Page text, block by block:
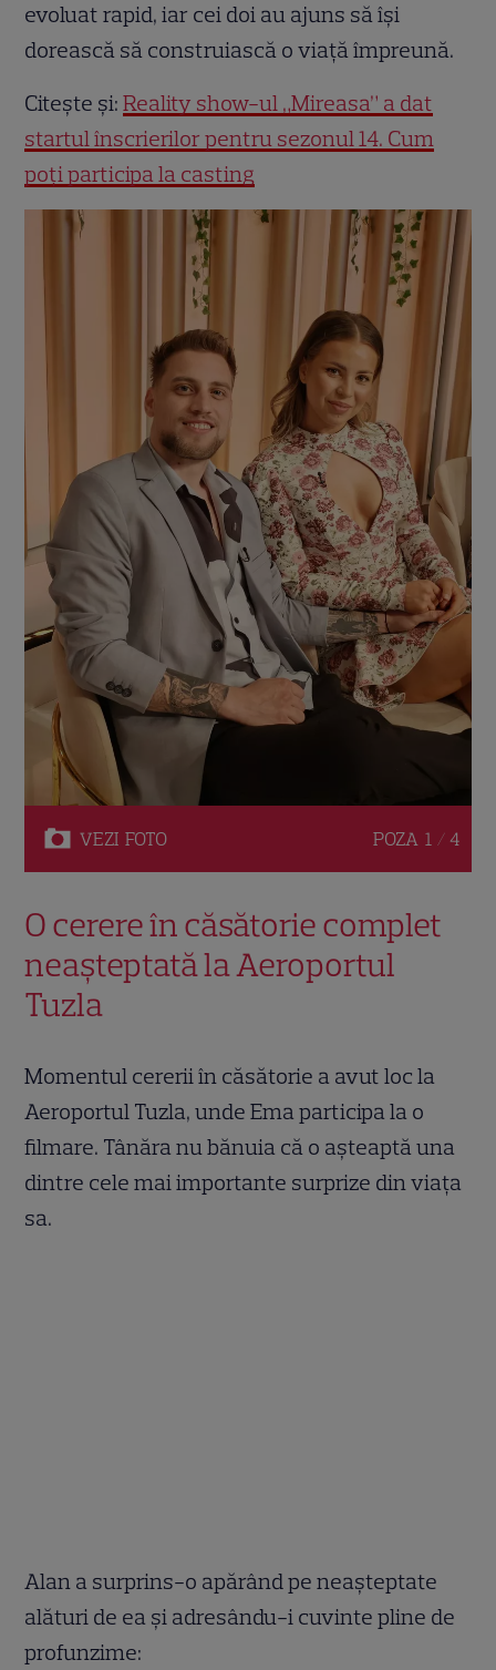
evoluat rapid, iar cei doi au ajuns să își
dorească să construiască o viață împreună.
Citește și:Reality show-ul „Mireasa” a dat
startul înscrierilor pentru sezonul 14. Cum
poți participa la casting
VEZI FOTO POZA 1 / 4
O cerere în căsătorie complet
neașteptată la Aeroportul
Tuzla
Momentul cererii în căsătorie a avut loc la
Aeroportul Tuzla, unde Ema participa la o
filmare. Tânăra nu bănuia că o așteaptă una
dintre cele mai importante surprize din viața
sa.
Alan a surprins-o apărând pe neașteptate
alături de ea și adresându-i cuvinte pline de
profunzime: